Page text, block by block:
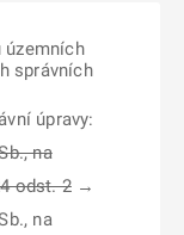
územních
správních
úpravy:
na
odst. 2→
na